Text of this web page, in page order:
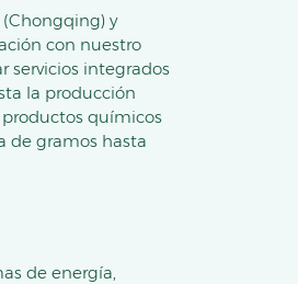
y
con nuestro
servicios integrados
la producción
químicos
de gramos hasta
de energía,